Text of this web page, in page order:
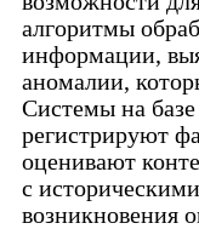
алгоритмы
информации,
аномалии,
Системы на
регистрируют
оценивают
с
возникновения